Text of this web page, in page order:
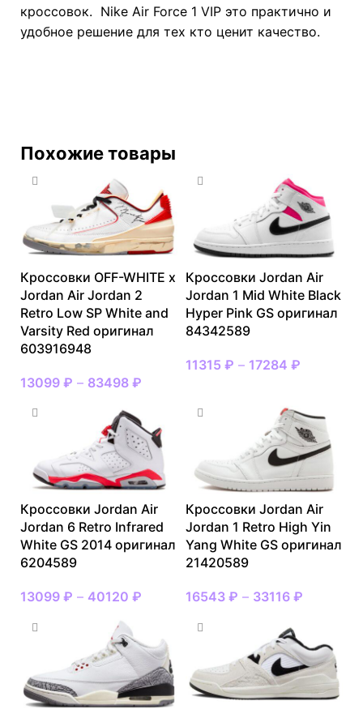
кроссовок. Nike Air Force 1 VIP это практично и
удобное решение для тех кто ценит качество.
Похожие товары
Кроссовки OFF-WHITE x
Jordan Air Jordan 2
Retro Low SP White and
Varsity Red оригинал
603916948
13099 ₽ – 83498 ₽
Кроссовки Jordan Air
Jordan 1 Mid White Black
Hyper Pink GS оригинал
84342589
11315 ₽ – 17284 ₽
Кроссовки Jordan Air
Jordan 6 Retro Infrared
White GS 2014 оригинал
6204589
13099 ₽ – 40120 ₽
Кроссовки Jordan Air
Jordan 1 Retro High Yin
Yang White GS оригинал
21420589
16543 ₽ – 33116 ₽